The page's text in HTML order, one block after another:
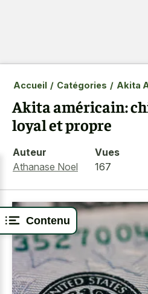
Contenu
Accueil / Catégories / Akita
Akita américain:
loyal et propre
Auteur
Athanase Noel
Vues
167